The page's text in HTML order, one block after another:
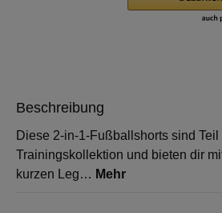
Beschreibung
Diese 2-in-1-Fußballshorts sind
Trainingskollektion und bieten dir
kurzen Leg… Mehr